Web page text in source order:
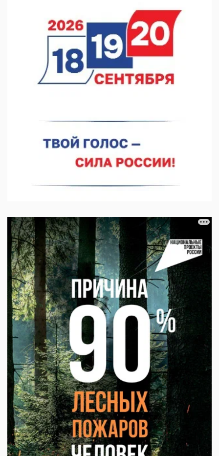
Нижегородские хирурги выполнили трансоральную
операцию на щитовидной железе
06.08.2026 15:03
Более 30 нижегородцев прошли обучение для соцконтракта
06.08.2026 14:46